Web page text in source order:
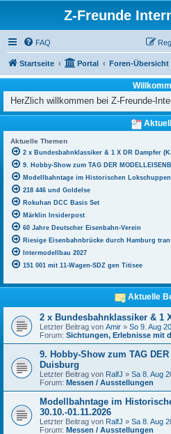
Z-Freunde
FAQ
Startseite Portal Foren-Übersicht
HerZlich willkommen bei Z-Freunde-
Aktuelle Themen
2 x Bundesbahnklassiker & 1 X DR Dampfer
9. Hobby-Show zum TAG DER
Modellbahntage im Historischen Lokschuppen
218 446 und Goldelse
Rokuhan DCC Basis Set
Märklin Insiderpost
60 Jahre Deutscher Eisenbahn-Verein
Riesige Eisenbahnbrücke durch Hamburg
Intermodellbau 2027
151 001 mit 11-Wagen-SDZ gen Titisee
Aktuelle
2 x Bundesbahnklassiker & 1
Letzter Beitrag von Amir » So 9. Aug
Forum: Sichtungen, Erlebnisse mit
9. Hobby-Show zum TAG
Duisburg
Letzter Beitrag von RalfJ » Sa 8. Aug
Forum: Messen / Ausstellungen
Modellbahntage im
30.10.-01.11.2026
Letzter Beitrag von RalfJ » Sa 8. Aug
Forum: Messen / Ausstellungen